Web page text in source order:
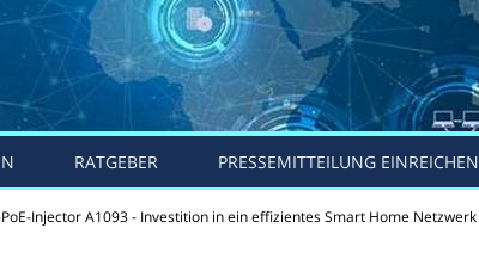
RATGEBER PRESSEMITTEILUNG EINREICHEN
Injector A1093 - Investition in ein effizientes Smart Home Netzwerk